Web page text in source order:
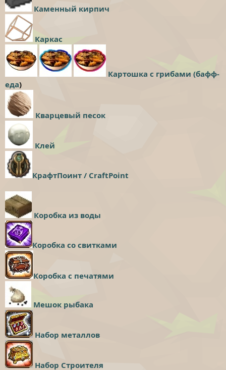
Каменный кирпич
Каркас
Картошка с грибами (бафф-
еда)
Кварцевый песок
Клей
КрафтПоинт / CraftPoint
Коробка из воды
Коробка со свитками
Коробка с печатями
Мешок рыбака
Набор металлов
Набор Строителя